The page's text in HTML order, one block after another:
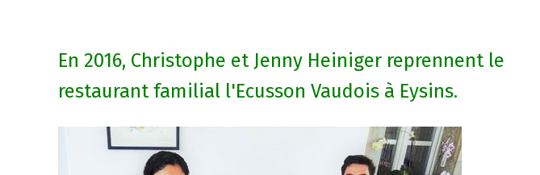
En 2016, Christophe et Jenny Heiniger reprennent le
restaurant familial l'Ecusson Vaudois à Eysins.